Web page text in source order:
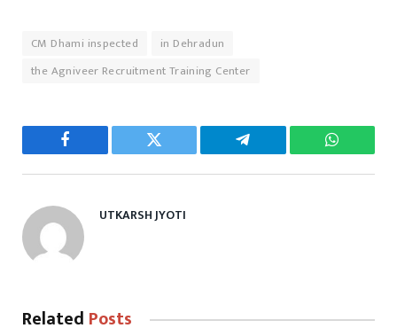
CM Dhami inspected
in Dehradun
the Agniveer Recruitment Training Center
Facebook Twitter Telegram
UTKARSH JYOTI
Related Posts